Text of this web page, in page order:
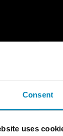
Consent
uses